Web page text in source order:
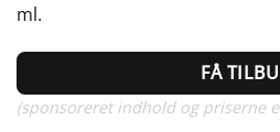
ml.
FÅ
(sponsoreret indhold og priserne